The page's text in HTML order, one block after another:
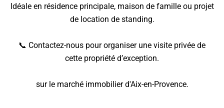
Idéale en résidence principale, maison de famille ou projet
de location de standing.
📞 Contactez-nous pour organiser une visite privée de
cette propriété d’exception.
sur le marché immobilier d'Aix-en-Provence.